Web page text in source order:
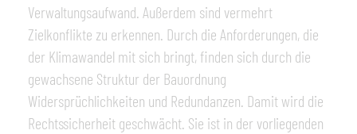
Verwaltungsaufwand. Außerdem sind vermehrt
Zielkonflikte zu erkennen. Durch die Anforderungen, die
der Klimawandel mit sich bringt, finden sich durch die
gewachsene Struktur der Bauordnung
Widersprüchlichkeiten und Redundanzen. Damit wird die
Rechtssicherheit geschwächt. Sie ist in der vorliegenden